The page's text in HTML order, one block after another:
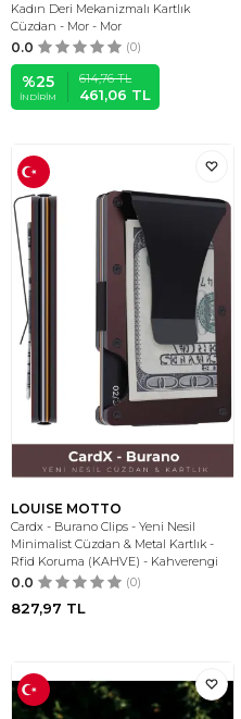
Kadın Deri Mekanizmalı Kartlık
Cüzdan - Mor - Mor
0.0 (0)
%25
İNDIRIM
614,76TL
461,06 TL
LOUISE MOTTO
Cardx - Burano Clips - Yeni Nesil
Minimalist Cüzdan & Metal Kartlık -
Rfid Koruma (KAHVE) - Kahverengi
0.0 (0)
827,97 TL